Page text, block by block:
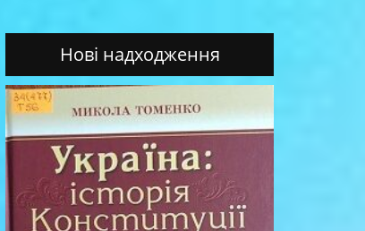
Нові надходження